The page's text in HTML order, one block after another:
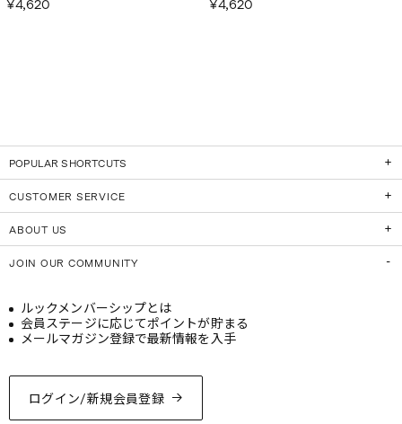
¥4,620
¥4,620
POPULAR SHORTCUTS
CUSTOMER SERVICE
ABOUT US
JOIN OUR COMMUNITY
ログイン/新規会員登録
ルックメンバーシップとは
会員ステージに応じてポイントが貯まる
メールマガジン登録で最新情報を入手